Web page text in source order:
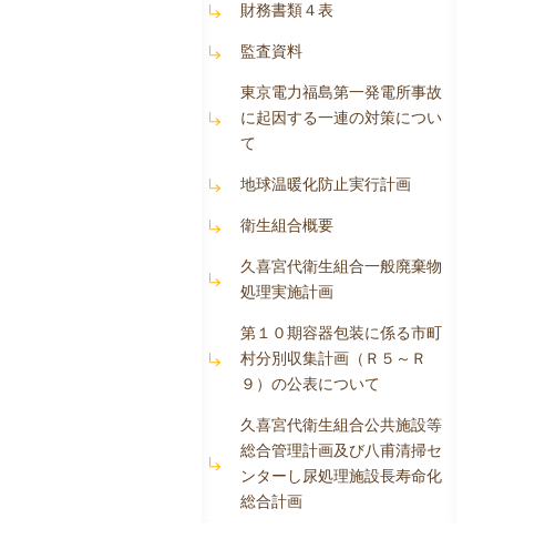
財務書類４表
監査資料
東京電力福島第一発電所事故
に起因する一連の対策につい
て
地球温暖化防止実行計画
衛生組合概要
久喜宮代衛生組合一般廃棄物
処理実施計画
第１０期容器包装に係る市町
村分別収集計画（Ｒ５～Ｒ
９）の公表について
久喜宮代衛生組合公共施設等
総合管理計画及び八甫清掃セ
ンターし尿処理施設長寿命化
総合計画